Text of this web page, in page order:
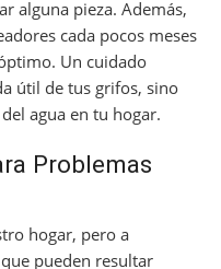
alguna pieza. Además,
cada pocos meses
Un cuidado
útil de tus grifos, sino
agua en tu hogar.
Problemas
hogar, pero a
pueden resultar